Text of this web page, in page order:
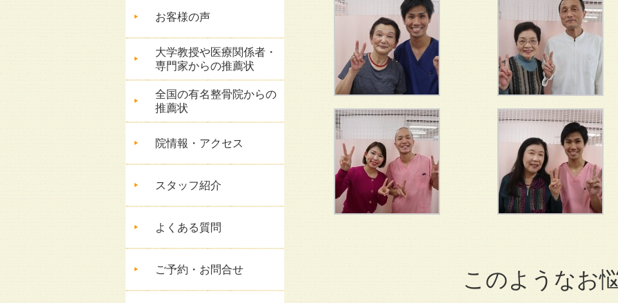
お客様の声
大学教授や医療関係者・
専門家からの推薦状
全国の有名整骨院からの
推薦状
院情報・アクセス
スタッフ紹介
よくある質問
ご予約・お問合せ
このようなお